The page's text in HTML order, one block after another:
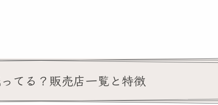
てる？販売店一覧と特徴